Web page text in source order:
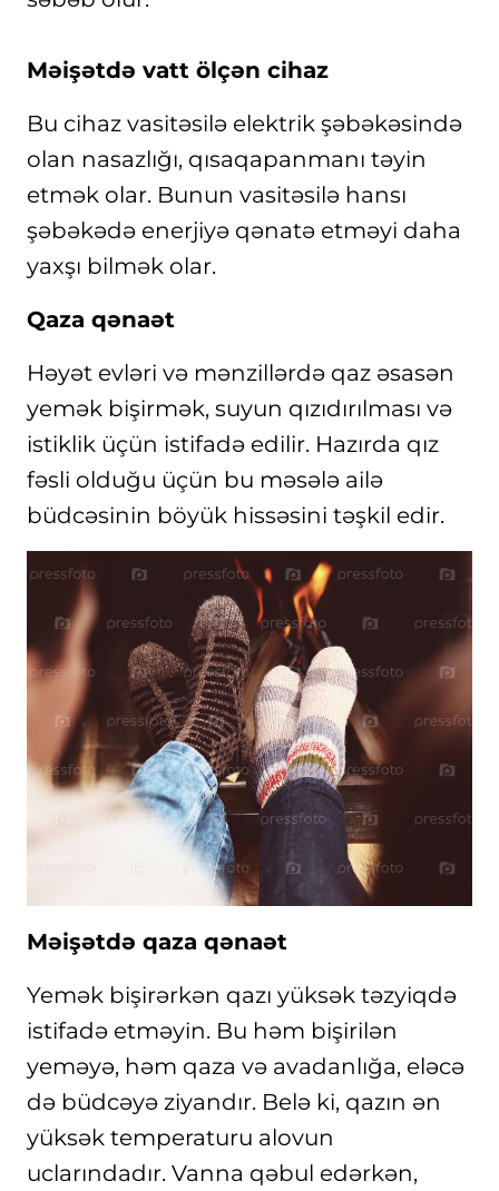
Məişətdə vatt ölçən cihaz
Bu cihaz vasitəsilə elektrik şəbəkəsində
olan nasazlığı, qısaqapanmanı təyin
etmək olar. Bunun vasitəsilə hansı
şəbəkədə enerjiyə qənatə etməyi daha
yaxşı bilmək olar.
Qaza qənaət
Həyət evləri və mənzillərdə qaz əsasən
yemək bişirmək, suyun qızıdırılması və
istiklik üçün istifadə edilir. Hazırda qız
fəsli olduğu üçün bu məsələ ailə
büdcəsinin böyük hissəsini təşkil edir.
Məişətdə qaza qənaət
Yemək bişirərkən qazı yüksək təzyiqdə
istifadə etməyin. Bu həm bişirilən
yeməyə, həm qaza və avadanlığa, eləcə
də büdcəyə ziyandır. Belə ki, qazın ən
yüksək temperaturu alovun
uclarındadır. Vanna qəbul edərkən,